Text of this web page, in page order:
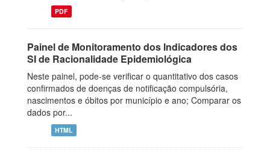
PDF
Painel de Monitoramento dos Indicadores dos
SI de Racionalidade Epidemiológica
Neste painel, pode-se verificar o quantitativo dos casos
confirmados de doenças de notificação compulsória,
nascimentos e óbitos por município e ano; Comparar os
dados por...
HTML